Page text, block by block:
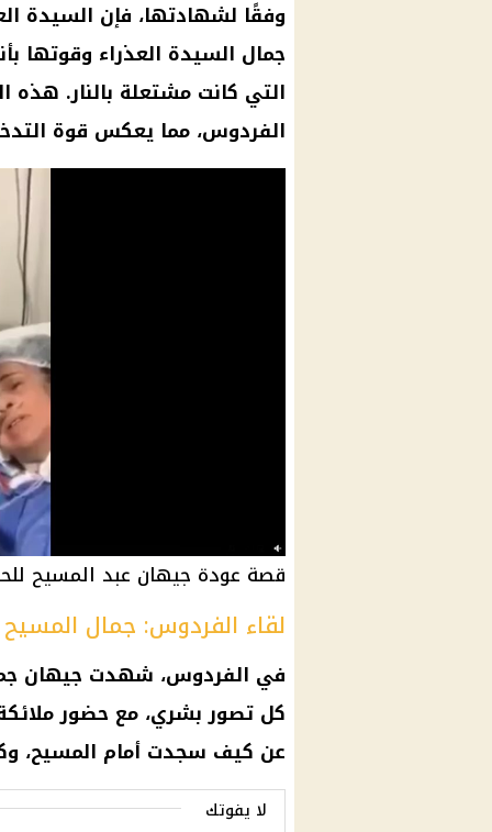
وفقًا لشهادتها، فإن السيدة
جمال السيدة العذراء وقوتها
التي كانت مشتعلة بالنار.
الفردوس، مما يعكس قوة
قصة عودة جيهان عبد المسيح للحياة
لقاء الفردوس: جمال المسيح
في الفردوس، شهدت جيهان
كل تصوربشري، مع حضور
عن كيف سجدت أمام المسيح،
لا يفوتك